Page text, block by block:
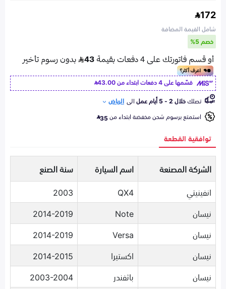
172
شامل القيمة المضافة
خصم 5%
قسّمها على 4 دفعات ابتداء من
43.00
تصلكخلال 2 - 5 أيام عمل الى الرياض
استمتع برسوم شحن مخفضة ابتداء من35
توافقية القطعة
الشركة المصنعة اسم السيارة
سنة الصنع
انفينيتي
QX4
2003
نيسان
Note
2014-2019
نيسان
Versa
2014-2019
نيسان
اكستيرا
2014-2015
نيسان
باثفندر
2003-2004